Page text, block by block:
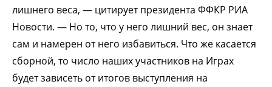
лишнего веса, — цитирует президента ФФКР РИА
Новости. — Но то, что у него лишний вес, он знает
сам и намерен от него избавиться. Что же касается
сборной, то число наших участников на Играх
будет зависеть от итогов выступления на